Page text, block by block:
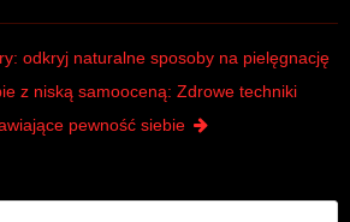
odkryj naturalne sposoby na pielęgnację
z niską samooceną: Zdrowe techniki
pewność siebie